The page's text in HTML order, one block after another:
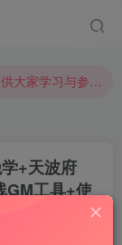
本站评论功能已从新开启！欢迎大家踊跃讨论！（用户每日活跃可得积分数量增加至600，加速获得更多免费资源！）
告。
+天波府
GM工具+使